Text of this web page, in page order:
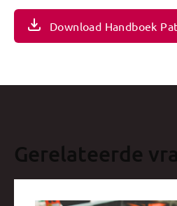
Download Handboek
Gerelateerde